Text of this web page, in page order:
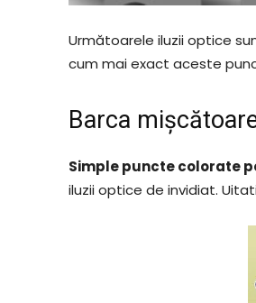
Următoarele iluzii optice
cum mai exact aceste
Barca
Simple puncte colorate
iluzii optice de invidiat.